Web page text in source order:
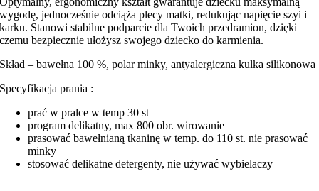
wygodę, jednocześnie odciąża plecy matki, redukując napięcie szyi i
karku. Stanowi stabilne podparcie dla Twoich przedramion, dzięki
czemu bezpiecznie ułożysz swojego dziecko do karmienia.
Skład – bawełna 100 %, polar minky, antyalergiczna kulka silikonowa
Specyfikacja prania :
prać w pralce w temp 30 st
program delikatny, max 800 obr. wirowanie
prasować bawełnianą tkaninę w temp. do 110 st. nie prasować
minky
stosować delikatne detergenty, nie używać wybielaczy